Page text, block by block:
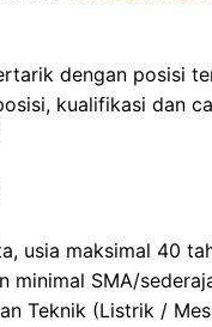
dengan posisi
kualifikasi dan
usia maksimal 40
minimal SMA/
Teknik (Listrik /